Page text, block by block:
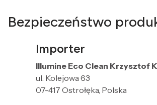
Bezpieczeństwo
Importer
Illumine Eco Clean Krzysztof
ul. Kolejowa 63
07-417 Ostrołęka, Polska